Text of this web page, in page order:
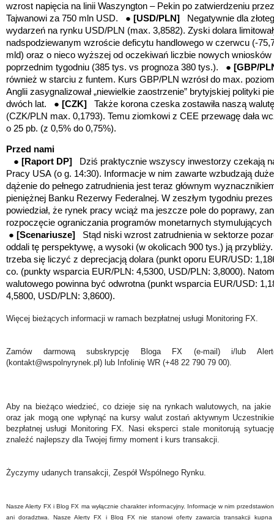
wzrost napięcia na linii Waszyngton – Pekin po zatwierdzeniu
Tajwanowi za 750 mln USD. ● [USD/PLN]
Negatywnie dla
wydarzeń na rynku USD/PLN (max. 3,8582). Zyski dolara
nadspodziewanym wzroście deficytu handlowego w czerwcu (-
mld) oraz o nieco wyższej od oczekiwań liczbie nowych wniosków
poprzednim tygodniu (385 tys. vs prognoza 380 tys.). ● [GBP/
również w starciu z funtem. Kurs GBP/PLN wzrósł do max.
Anglii zasygnalizował „niewielkie zaostrzenie” brytyjskiej polityki
dwóch lat. ● [CZK] Także korona czeska zostawiła naszą
(CZK/PLN max. 0,1793). Temu ziomkowi z CEE przewagę dała
o 25 pb. (z 0,5% do 0,75%).
Przed nami
● [Raport DP]
Dziś praktycznie wszyscy inwestorzy czekają
Pracy USA (o g. 14:30).
Informacje w nim zawarte wzbudzają
dążenie do pełnego zatrudnienia jest teraz głównym wyznacznik
pieniężnej Banku Rezerwy Federalnej. W zeszłym tygodniu
powiedział, że rynek pracy wciąż ma jeszcze pole do poprawy,
rozpoczęcie ograniczania programów monetarnych
● [Scenariusze] Stąd niski wzrost zatrudnienia w sektorze
oddali tę perspektywę, a wysoki (w okolicach 900 tys.) ją
trzeba się liczyć z deprecjacją dolara (punkt oporu EUR/USD:
co. (punkty wsparcia EUR/PLN: 4,5300, USD/PLN: 3,8000).
walutowego powinna być odwrotna (punkt wsparcia EUR/USD:
4,5800, USD/PLN: 3,8600).
Więcej bieżących informacji w ramach bezpłatnej usługi Monitoring FX.
Zamów darmową subskrypcję Bloga FX (e-mail) i/lub
(kontakt@wspolnyrynek.pl) lub Infolinię WR (+48 22 790 79 00).
Aby na bieżąco wiedzieć, co dzieje się na rynkach walutowych, na
oraz jak mogą one wpłynąć na kursy walut zostań aktywnym
bezpłatnej usługi Monitoring FX. Nasi eksperci stale monitorują
znaleźć najlepszy dla Twojej firmy moment i kurs transakcji.
Życzymy udanych transakcji, Zespół Wspólnego Rynku.
Nasze Alerty FX i Blog FX ma wyłącznie charakter informacyjny. Informacje w nim
ani doradztwa. Nasze Alerty FX i Blog FX nie stanowi oferty zawarcia transakcji kupna